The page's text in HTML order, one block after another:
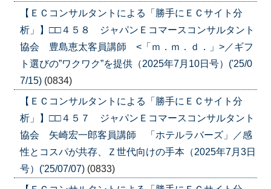
【ＥＣコンサルタントによる「勝手にＥＣサイト分
析」】□□４５８ ジャパンＥコマースコンサルタント
協会 豊島恵太客員講師 <「ｍ．ｍ．ｄ．」>／ギフ
ト選びの”ワクワク”を提供（2025年7月10日号）('25/0
7/15) (0834)
【ＥＣコンサルタントによる「勝手にＥＣサイト分
析」】□□４５７ ジャパンＥコマースコンサルタント
協会 矢崎宏一郎客員講師 「ホテルラバーズ」／感
性とコスパが共存、Ｚ世代向けの手本（2025年7月3日
号）('25/07/07) (0833)